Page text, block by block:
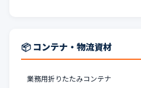
📦 コンテナ・物流資材
業務用折りたたみコンテナ